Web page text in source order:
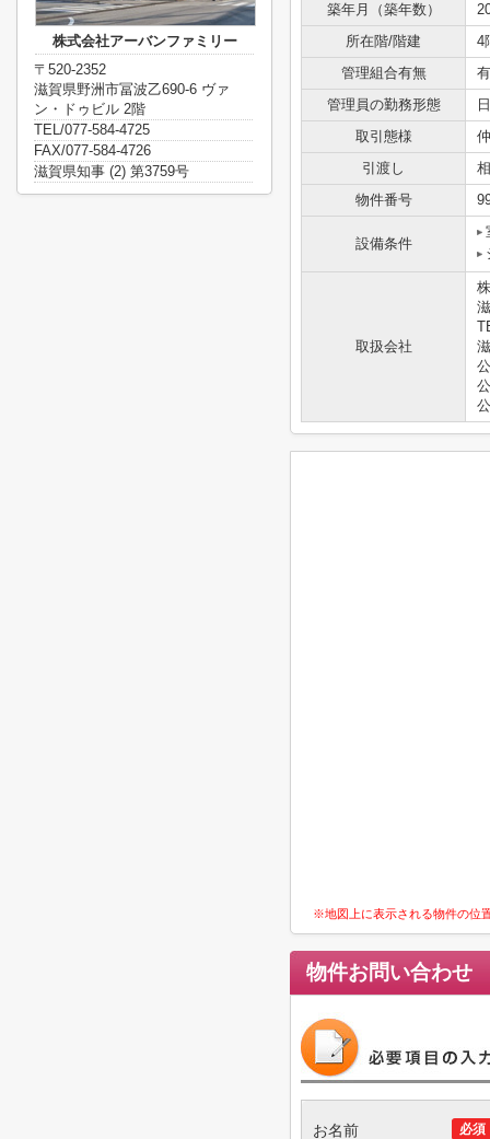
築年月（築年数）
所在階/階建
4
管理組合有無
有
管理員の勤務形態
取引態様
引渡し
物件番号
設備条件
取扱会社
※地図上に表示される物件の位
物件お問い合わせ
必須
お名前
株式会社アーバンファミリー
〒520-2352
滋賀県野洲市冨波乙690-6 ヴァ
ン・ドゥビル 2階
TEL/077-584-4725
FAX/077-584-4726
滋賀県知事 (2) 第3759号